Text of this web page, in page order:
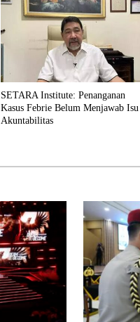
SETARA Institute: Penanganan
Kasus Febrie Belum Menjawab Isu
Akuntabilitas